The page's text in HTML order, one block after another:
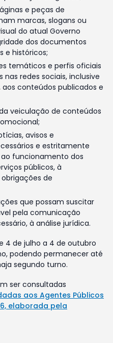
e peças de
marcas, slogans ou
do atual Governo
dos documentos
e históricos;
temáticos e perfis oficiais
redes sociais, inclusive
conteúdos publicados e
veiculação de conteúdos
avisos e
e estritamente
funcionamento dos
públicos, à
de
que possam suscitar
pela comunicação
à análise jurídica.
4 de julho a 4 de outubro
podendo permanecer até
segundo turno.
ser consultadas
aos Agentes Públicos
elaborada pela